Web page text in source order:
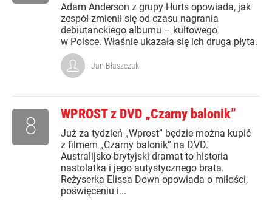
Adam Anderson z grupy Hurts opowiada, jak
zespół zmienił się od czasu nagrania
debiutanckiego albumu – kultowego
w Polsce. Właśnie ukazała się ich druga płyta.
Jan Błaszczak
WPROST z DVD „Czarny balonik”
Już za tydzień „Wprost” będzie można kupić
z filmem „Czarny balonik” na DVD.
Australijsko-brytyjski dramat to historia
nastolatka i jego autystycznego brata.
Reżyserka Elissa Down opowiada o miłości,
poświęceniu i...
8